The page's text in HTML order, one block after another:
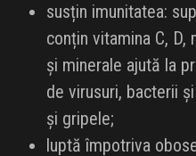
susțin imunitatea:
conțin vitamina C,
și minerale ajută la
de virusuri, bacterii
și gripele;
luptă împotriva